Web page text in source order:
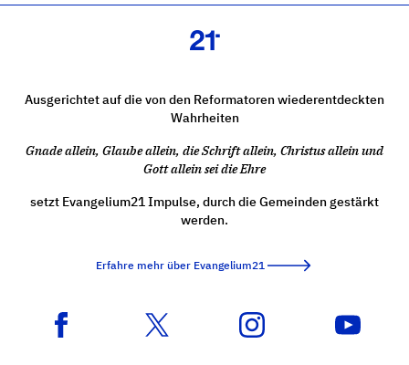
Ausgerichtet auf die von den Reformatoren wiederentdeckten
Wahrheiten
Gnade allein, Glaube allein, die Schrift allein, Christus allein und
Gott allein sei die Ehre
setzt Evangelium21 Impulse, durch die Gemeinden gestärkt
werden.
Erfahre mehr über Evangelium21